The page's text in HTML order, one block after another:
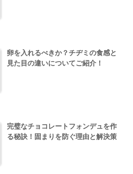
卵を入れるべきか？チヂミの食感と
見た目の違いについてご紹介！
完璧なチョコレートフォンデュを作
る秘訣！固まりを防ぐ理由と解決策